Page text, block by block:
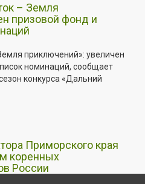
– Земля
призовой фонд и
приключений»: увеличен
номинаций, сообщает
конкурса «Дальний
Приморского края
коренных
России